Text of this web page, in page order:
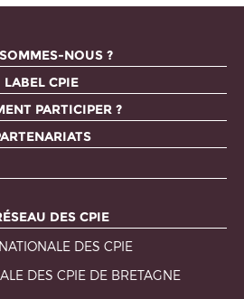
NOUS ?
LABEL CPIE
PARTICIPER ?
DES CPIE
DES CPIE
DES CPIE DE BRETAGNE